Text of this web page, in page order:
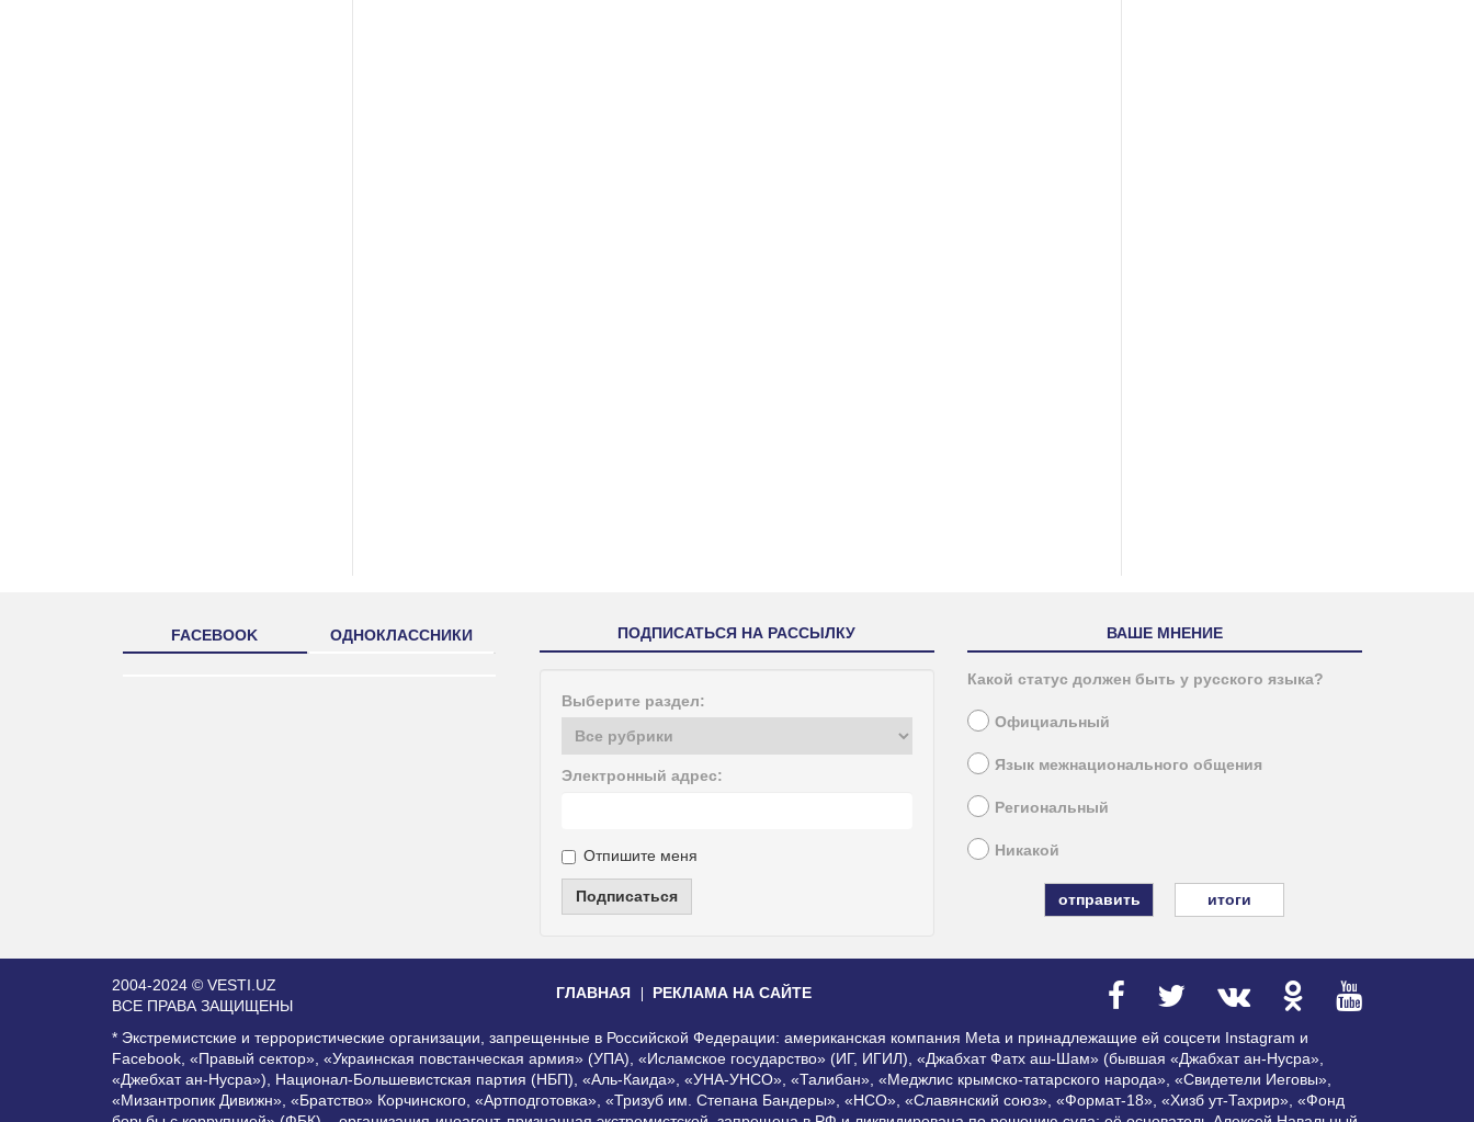
FACEBOOK ОДНОКЛАССНИКИ ПОДПИСАТЬСЯ НА РАССЫЛКУ
Выберите раздел:
Электронный адрес:
Отпишите меня
Подписаться
ВАШЕ МНЕНИЕ
Какой статус должен быть у русского языка?
Официальный
Язык межнационального общения
Региональный
Никакой
итоги
2004-2024 © VESTI.UZ
ВСЕ ПРАВА ЗАЩИЩЕНЫ
ГЛАВНАЯ РЕКЛАМА НА САЙТЕ
* Экстремистские и террористические организации, запрещенные в Российской Федерации: американская компания Meta и принадлежащие ей соцсети Instagram и
Facebook, «Правый сектор», «Украинская повстанческая армия» (УПА), «Исламское государство» (ИГ, ИГИЛ), «Джабхат Фатх аш-Шам» (бывшая «Джабхат ан-Нусра»,
«Джебхат ан-Нусра»), Национал-Большевистская партия (НБП), «Аль-Каида», «УНА-УНСО», «Талибан», «Меджлис крымско-татарского народа», «Свидетели Иеговы»,
«Мизантропик Дивижн», «Братство» Корчинского, «Артподготовка», «Тризуб им. Степана Бандеры», «НСО», «Славянский союз», «Формат-18», «Хизб ут-Тахрир», «Фонд